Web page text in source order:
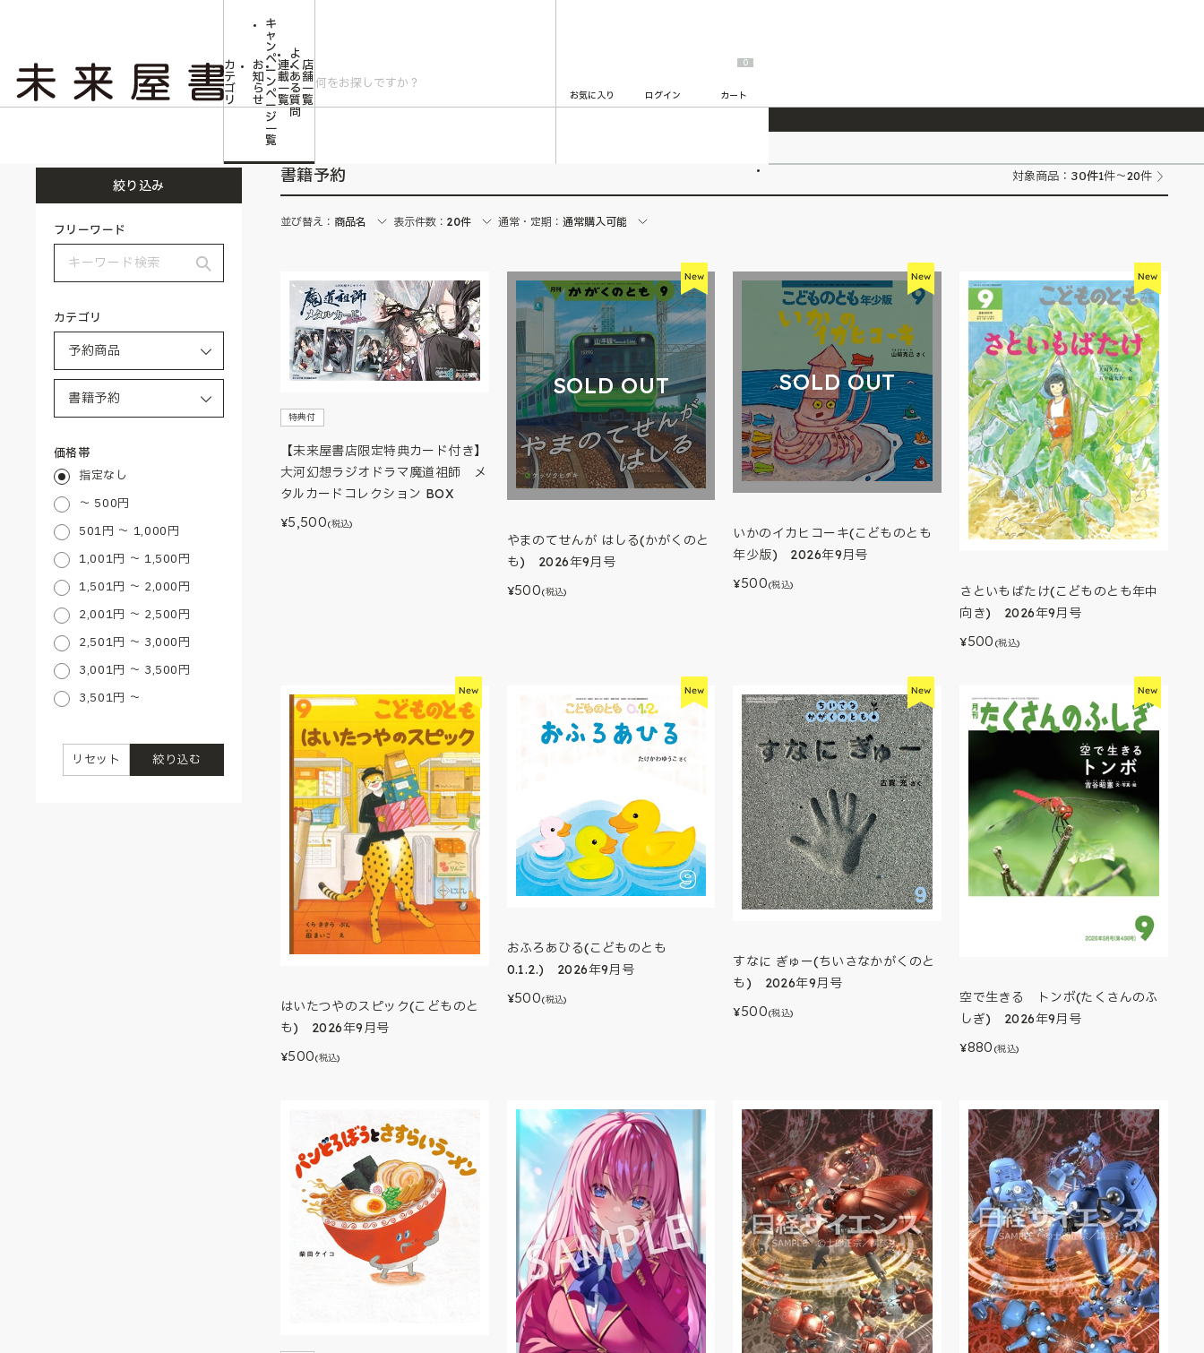
2026/7/23 『ONE PIECE magazine 021 ONE PIECEカード付き同梱版』発売延期のご案内
カ
テ
ゴ
リ
お
知
ら
せ
キ
ャ
ン
ペ
ー
ン
ペ
ー
ジ
一
覧
連
載
一
覧
よ
く
あ
る
質
問
店
舗
一
覧
お気に入り ログイン
0
カート
絞り込み
フリーワード
カテゴリ
価格帯
指定なし
～ 500円
501円 ～ 1,000円
1,001円 ～ 1,500円
1,501円 ～ 2,000円
2,001円 ～ 2,500円
2,501円 ～ 3,000円
3,001円 ～ 3,500円
3,501円 ～
絞り込む
リセット
書籍予約 対象商品： 30件1件～20件
並び替え： 商品名 表示件数： 20件 通常・定期： 通常購入可能
特典付
【未来屋書店限定特典カード付き】
大河幻想ラジオドラマ魔道祖師 メ
タルカードコレクション BOX
¥5,500(税込)
SOLD OUT
やまのてせんが はしる(かがくのと
も) 2026年9月号
¥500(税込)
SOLD OUT
いかのイカヒコーキ(こどものとも
年少版) 2026年9月号
¥500(税込)
さといもばたけ(こどものとも年中
向き) 2026年9月号
¥500 (税込)
はいたつやのスピック(こどものと
も) 2026年9月号
¥500(税込)
おふろあひる(こどものとも
0.1.2.) 2026年9月号
¥500(税込)
すなに ぎゅー(ちいさなかがくのと
も) 2026年9月号
¥500(税込)
空で生きる トンボ(たくさんのふ
しぎ) 2026年9月号
¥880 (税込)